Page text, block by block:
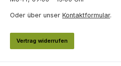
Oder über unser Kontaktformular.
Vertrag widerrufen